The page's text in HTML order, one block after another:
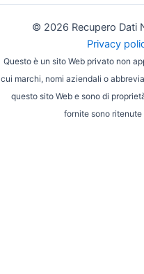
© 2026 Recupero Dati
Privacy
Questo è un sito Web privato non
cui marchi, nomi aziendali o
questo sito Web e sono di
fornite sono